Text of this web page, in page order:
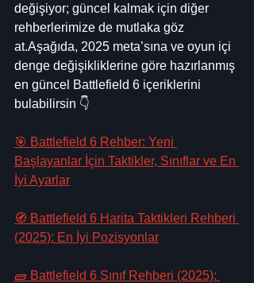
değişiyor; güncel kalmak için diğer
rehberlerimize de mutlaka göz
at.Aşağıda, 2025 meta’sına ve oyun içi
denge değişikliklerine göre hazırlanmış
en güncel Battlefield 6 içeriklerini
bulabilirsin 👇
🎯 Battlefield 6 Rehber: Yeni
Başlayanlar İçin Taktikler, Sınıflar ve En
İyi Ayarlar
🧭 Battlefield 6 Harita Taktikleri Rehberi
(2025): En İyi Pozisyonlar
🧱 Battlefield 6 Sınıf Rehberi (2025):